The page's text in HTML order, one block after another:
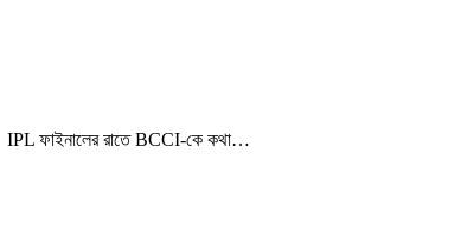
IPL ফাইনালের রাতে BCCI-কে কথা…